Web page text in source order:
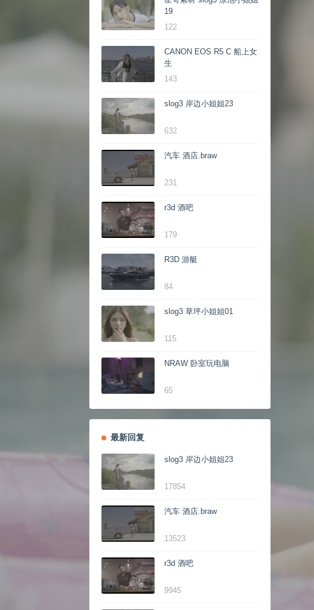
19
122
CANON EOS R5 C 船上女
生
143
slog3 岸边小姐姐23
632
汽车 酒店.braw
231
r3d 酒吧
179
R3D 游艇
84
slog3 草坪小姐姐01
115
NRAW 卧室玩电脑
65
最新回复
slog3 岸边小姐姐23
17854
汽车 酒店.braw
13523
r3d 酒吧
9945